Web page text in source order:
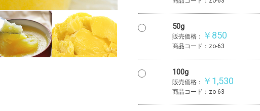
50g
販売価格： ￥850
商品コード：zo-63
100g
販売価格： ￥1,530
商品コード：zo-63